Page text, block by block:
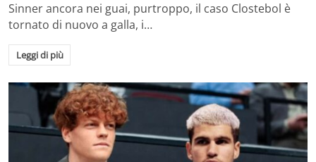
Sinner ancora nei guai, purtroppo, il caso Clostebol è
tornato di nuovo a galla, i…
Leggi di più